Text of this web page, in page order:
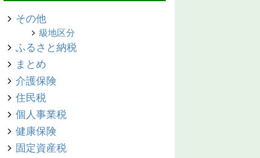
その他
級地区分
ふるさと納税
まとめ
介護保険
住民税
個人事業税
健康保険
固定資産税